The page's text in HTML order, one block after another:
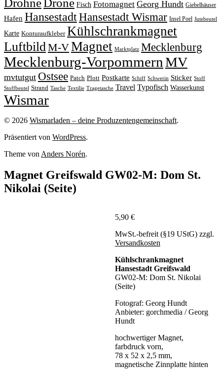
Drone Fisch Fotomagnet Georg Hundt Giebelhäuser
Hafen HansestadtHansestadt Wismar Insel Poel Jutebeutel
Karte Konturaufkleber Kühlschrankmagnet
LuftbildM-VMagnet Marktplatz Mecklenburg
Mecklenburg-VorpommernMV
mvtutgut Ostsee Patch Plott Postkarte Schiff Schwerin Sticker Stoff
Stoffbeutel Strand Tasche Textilie Tragetasche Travel Typofisch Wasserkunst
Wismar
© 2026 Wismarladen – deine Produzentengemeinschaft.
Präsentiert von WordPress.
Theme von Anders Norén.
Magnet Greifswald GW02-M: Dom St.
Nikolai (Seite)
5,90 €
MwSt.-befreit (§19 UStG) zzgl.
Versandkosten
Kühlschrankmagnet
Hansestadt Greifswald
GW02-M: Dom St. Nikolai
(Seite)
Fotograf: Georg Hundt
Anbieter: gorchmedia / Georg
Hundt
hochwertiger Magnet,
farbdruck vorn,
78 x 52 x 2,5 mm,
magnetische Zinnplatte hinten